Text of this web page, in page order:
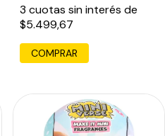
3 cuotas sin interés de
$5.499,67